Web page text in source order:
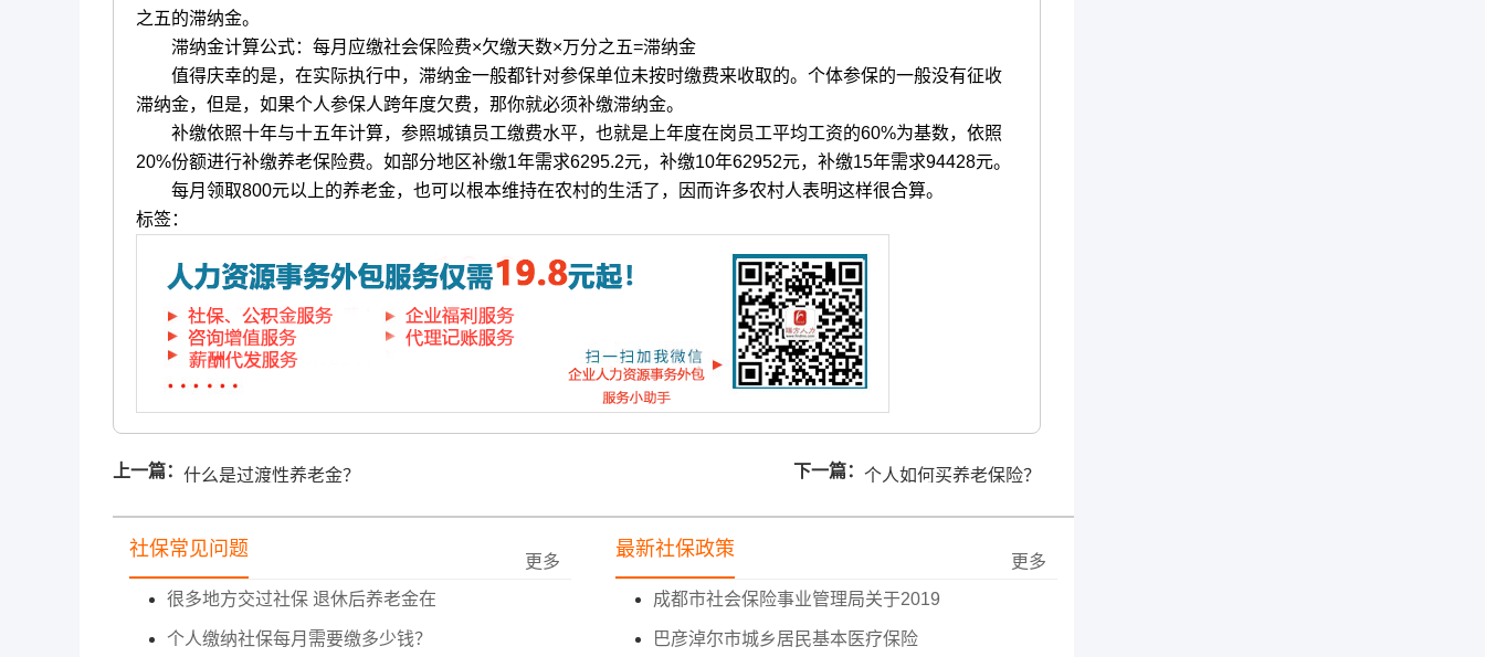
之五的滞纳金。
滞纳金计算公式：每月应缴社会保险费×欠缴天数×万分之五=滞纳金
值得庆幸的是，在实际执行中，滞纳金一般都针对参保单位未按时缴费来收取的。个体参保的一般没有征收
滞纳金，但是，如果个人参保人跨年度欠费，那你就必须补缴滞纳金。
补缴依照十年与十五年计算，参照城镇员工缴费水平，也就是上年度在岗员工平均工资的60%为基数，依照
20%份额进行补缴养老保险费。如部分地区补缴1年需求6295.2元，补缴10年62952元，补缴15年需求94428元。
每月领取800元以上的养老金，也可以根本维持在农村的生活了，因而许多农村人表明这样很合算。
标签：
上一篇： 什么是过渡性养老金？ 下一篇： 个人如何买养老保险？
社保常见问题
更多
很多地方交过社保 退休后养老金在
个人缴纳社保每月需要缴多少钱？
最新社保政策
更多
成都市社会保险事业管理局关于2019
巴彦淖尔市城乡居民基本医疗保险